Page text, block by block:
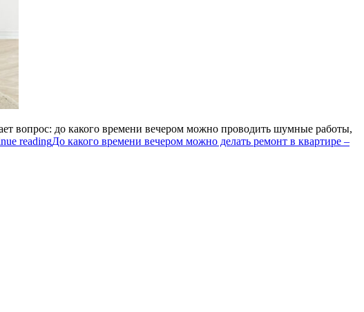
вопрос: до какого времени вечером можно проводить шумные работы,
readingДо какого времени вечером можно делать ремонт в квартире –